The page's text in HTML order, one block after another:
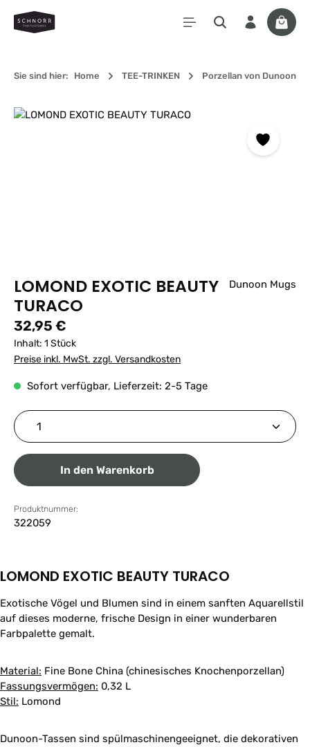
Zum Hauptinhalt springen
Sie sind hier: Home TEE-TRINKEN Porzellan von Dunoon
Bildergalerie überspringen
LOMOND EXOTIC BEAUTY
TURACO
Dunoon Mugs
Regulärer Preis:
32,95 €
Inhalt: 1 Stück
Preise inkl. MwSt. zzgl. Versandkosten
Sofort verfügbar, Lieferzeit: 2-5 Tage
Produkt Anzahl: Gib den gewünschten Wert ein
In den Warenkorb
Produktnummer:
322059
LOMOND EXOTIC BEAUTY TURACO
Exotische Vögel und Blumen sind in einem sanften Aquarellstil
auf dieses moderne, frische Design in einer wunderbaren
Farbpalette gemalt.
Material: Fine Bone China (chinesisches Knochenporzellan)
Fassungsvermögen: 0,32 L
Stil: Lomond
Dunoon-Tassen sind spülmaschinengeeignet, die dekorativen